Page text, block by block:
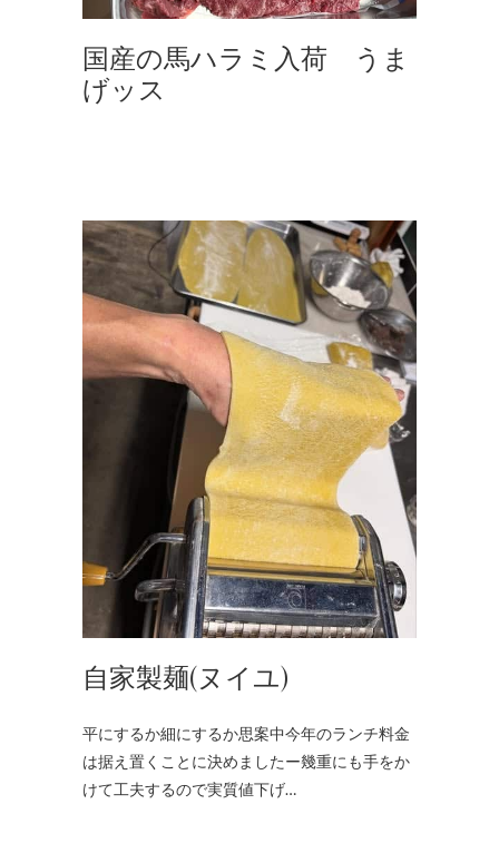
国産の馬ハラミ入荷 うま
げッス
自家製麺(ヌイユ)
平にするか細にするか思案中今年のランチ料金
は据え置くことに決めましたー幾重にも手をか
けて工夫するので実質値下げ…